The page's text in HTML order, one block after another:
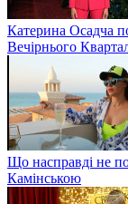
Катерина Осадча
Вечірнього
Що насправді не
Камінською